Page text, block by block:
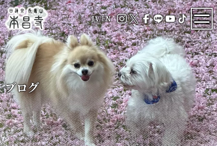
JA/EN
ブログ